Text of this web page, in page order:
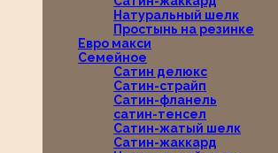
Натуральный шелк
Простынь на резинке
Евро макси
Семейное
Сатин делюкс
Сатин-страйп
Сатин-фланель
сатин-тенсел
Сатин-жатый шелк
Сатин-жаккард